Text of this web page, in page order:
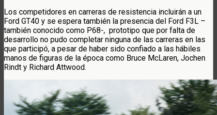
Los competidores en carreras de resistencia incluirán a un
Ford GT40 y se espera también la presencia del Ford F3L –
también conocido como P68-, prototipo que por falta de
desarrollo no pudo completar ninguna de las carreras en las
que participó, a pesar de haber sido confiado a las hábiles
manos de figuras de la época como Bruce McLaren, Jochen
Rindt y Richard Attwood.